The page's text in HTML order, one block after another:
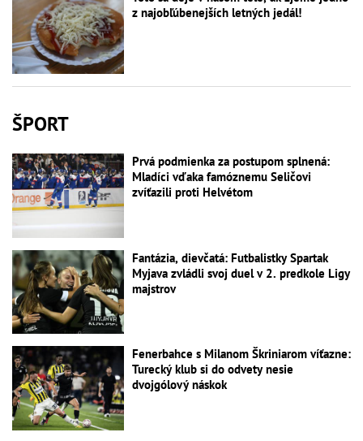
z najobľúbenejších letných jedál!
ŠPORT
Prvá podmienka za postupom splnená:
Mladíci vďaka famóznemu Seličovi
zvíťazili proti Helvétom
Fantázia, dievčatá: Futbalistky Spartak
Myjava zvládli svoj duel v 2. predkole Ligy
majstrov
Fenerbahce s Milanom Škriniarom víťazne:
Turecký klub si do odvety nesie
dvojgólový náskok